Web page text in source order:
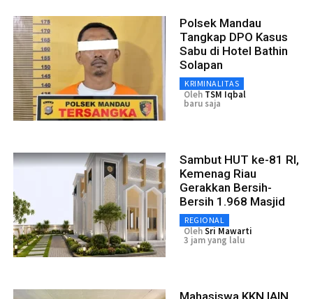
Polsek Mandau
Tangkap DPO Kasus
Sabu di Hotel Bathin
Solapan
KRIMINALITAS
Oleh TSM Iqbal
baru saja
Sambut HUT ke-81 RI,
Kemenag Riau
Gerakkan Bersih-
Bersih 1.968 Masjid
REGIONAL
OlehSri Mawarti
3 jam yang lalu
Mahasiswa KKN IAIN